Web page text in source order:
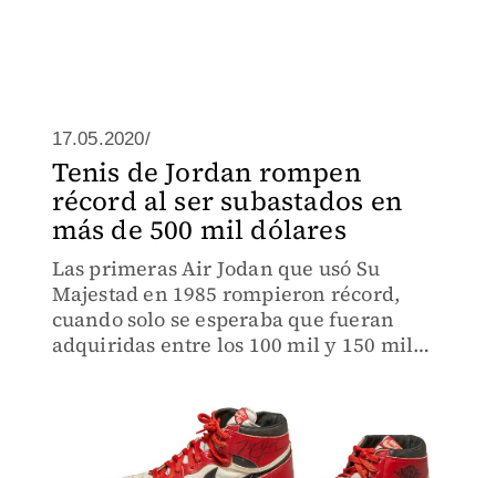
17.05.2020/
Tenis de Jordan rompen
récord al ser subastados en
más de 500 mil dólares
Las primeras Air Jodan que usó Su
Majestad en 1985 rompieron récord,
cuando solo se esperaba que fueran
adquiridas entre los 100 mil y 150 mil